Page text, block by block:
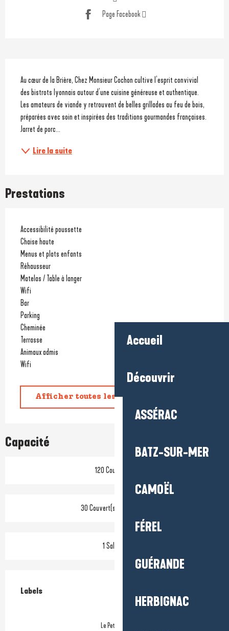
Accueil
Découvrir
ASSÉRAC
BATZ-SUR-MER
CAMOËL
FÉREL
GUÉRANDE
HERBIGNAC
Page Facebook
Description
Au cœur de la Brière, Chez Monsieur Cochon cultive l’esprit convivial
des bistrots lyonnais autour d’une cuisine généreuse et authentique.
Les amateurs de viande y retrouvent de belles grillades au feu de bois,
préparées avec soin et inspirées des traditions gourmandes françaises.
Jarret de porc...
Lire la suite
Prestations
Accessibilité poussette
Chaise haute
Menus et plats enfants
Réhausseur
Matelas / Table à langer
Wifi
Bar
Parking
Cheminée
Terrasse
Animaux admis
Wifi
Afficher toutes les prestations
Capacité
120 Couvert(s)
30 Couvert(s) en terrasse
1 Salle(s)
Offres de prestations
Labels
Labels
Le Petit Futé